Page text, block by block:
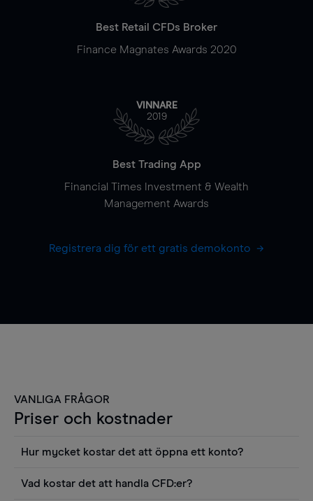
Best Retail CFDs Broker
Finance Magnates Awards 2020
VINNARE
2019
Best Trading App
Financial Times Investment & Wealth
Management Awards
Registrera dig för ett gratis demokonto
VANLIGA FRÅGOR
Priser och kostnader
Hur mycket kostar det att öppna ett konto?
Vad kostar det att handla CFD:er?